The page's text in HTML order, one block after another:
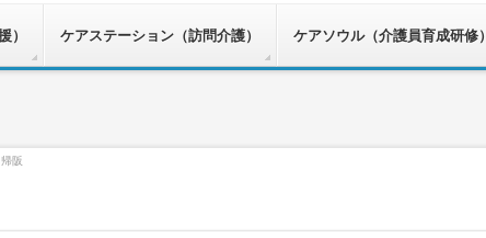
） ケアステーション（訪問介護） ケアソウル（介護員育成研修）
阪